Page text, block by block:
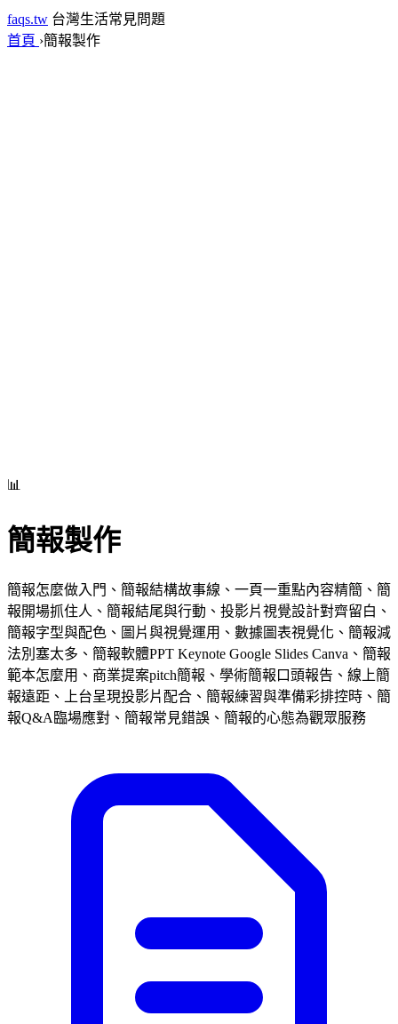
faqs.tw 台灣生活常見問題
首頁 ›簡報製作
📊
簡報製作
簡報怎麼做入門、簡報結構故事線、一頁一重點內容精簡、簡
報開場抓住人、簡報結尾與行動、投影片視覺設計對齊留白、
簡報字型與配色、圖片與視覺運用、數據圖表視覺化、簡報減
法別塞太多、簡報軟體PPT Keynote Google Slides Canva、簡報
範本怎麼用、商業提案pitch簡報、學術簡報口頭報告、線上簡
報遠距、上台呈現投影片配合、簡報練習與準備彩排控時、簡
報Q&A臨場應對、簡報常見錯誤、簡報的心態為觀眾服務